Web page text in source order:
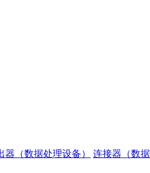
器（数据处理设备） 连接器（数据